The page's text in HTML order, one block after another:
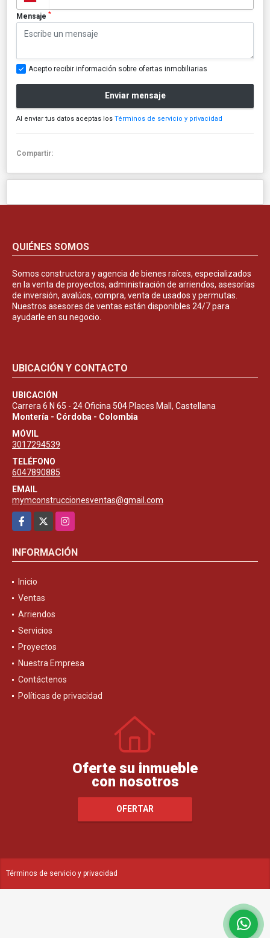
Mensaje *
Acepto recibir información sobre ofertas inmobiliarias
Enviar mensaje
Al enviar tus datos aceptas los Términos de servicio y privacidad
Compartir:
QUIÉNES SOMOS
Somos constructora y agencia de bienes raíces, especializados
en la venta de proyectos, administración de arriendos, asesorías
de inversión, avalúos, compra, venta de usados y permutas.
Nuestros asesores de ventas están disponibles 24/7 para
ayudarle en su negocio.
UBICACIÓN Y CONTACTO
UBICACIÓN
Carrera 6 N 65 - 24 Oficina 504 Places Mall, Castellana
Montería - Córdoba - Colombia
MÓVIL
3017294539
TELÉFONO
6047890885
EMAIL
mymconstruccionesventas@gmail.com
Facebook
Instagram
INFORMACIÓN
Inicio
Ventas
Arriendos
Servicios
Proyectos
Nuestra Empresa
Contáctenos
Políticas de privacidad
Oferte su inmueble
con nosotros
OFERTAR
Términos de servicio y privacidad